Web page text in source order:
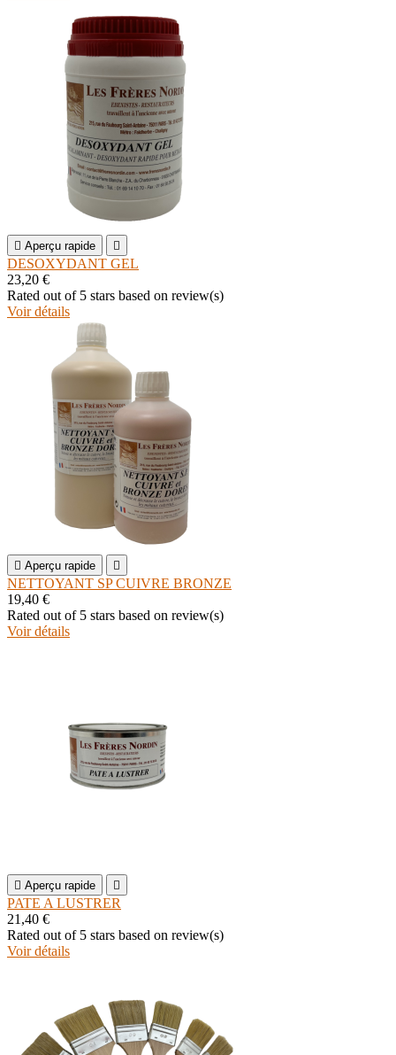
 Aperçu rapide 
DESOXYDANT GEL
23,20 €
Rated out of 5 stars based on review(s)
Voir détails
 Aperçu rapide 
NETTOYANT SP CUIVRE BRONZE
19,40 €
Rated out of 5 stars based on review(s)
Voir détails
 Aperçu rapide 
PATE A LUSTRER
21,40 €
Rated out of 5 stars based on review(s)
Voir détails